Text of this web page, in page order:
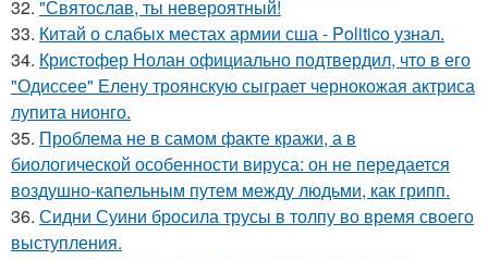
32. "Святослав, ты невероятный!
33. Китай о слабых местах армии сша - Politico узнал.
34. Кристофер Нолан официально подтвердил, что в его
"Одиссее" Елену троянскую сыграет чернокожая актриса
лупита нионго.
35. Проблема не в самом факте кражи, а в
биологической особенности вируса: он не передается
воздушно-капельным путем между людьми, как грипп.
36. Сидни Суини бросила трусы в толпу во время своего
выступления.